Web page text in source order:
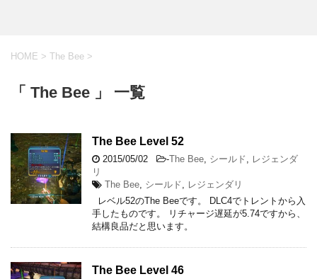
HOME > The Bee >
「 The Bee 」 一覧
The Bee Level 52
2015/05/02 -The Bee シールド
レジェンダ
リ
The Bee シールド
レジェンダリ
レベル52のThe Beeです。 DLC4でトレントから入
手したものです。 リチャージ遅延が5.74ですから、
結構良品だと思います。
The Bee Level 46